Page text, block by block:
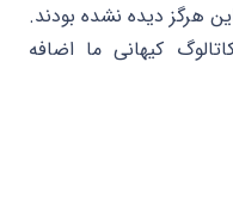
هرگز دیده نشده بودند.
کیهانی ما اضافه